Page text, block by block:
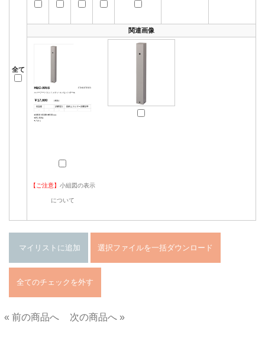
全て
関連画像
【ご注意】 小組図の表示
について
« 前の商品へ
次の商品へ »